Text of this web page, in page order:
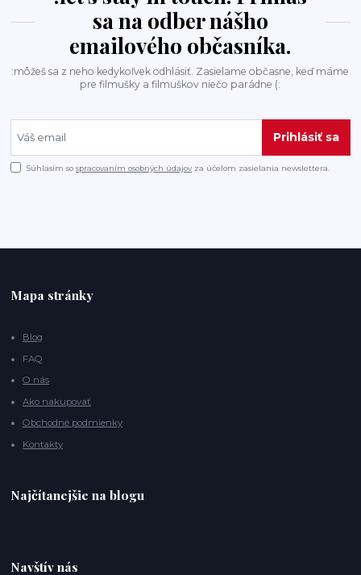
sa na odber nášho
emailového občasníka.
:môžeš sa z neho kedykoľvek odhlásiť. Zasielame občasne, keď máme
pre filmušky a filmuškov niečo parádne (:
Prihlásiť sa
Súhlasím sospracovaním osobných údajov za účelom zasielania newslettera.
Mapa stránky
Blog
FAQ
O nás
Ako nakupovať
Obchodné podmienky
Kontakty
Najčítanejšie na blogu
Navštív nás